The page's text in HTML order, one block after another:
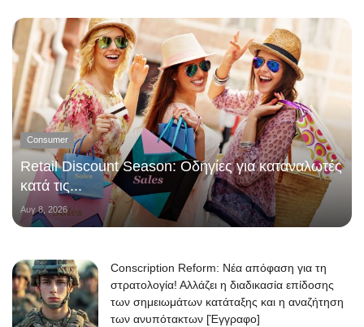
Consumer
Retail Discount Season: Οδηγίες για καταναλωτές
κατά τις...
Αυγ 8, 2026
Conscription Reform: Νέα απόφαση για τη
στρατολογία! Αλλάζει η διαδικασία επίδοσης
των σημειωμάτων κατάταξης και η αναζήτηση
των ανυπότακτων [Έγγραφο]